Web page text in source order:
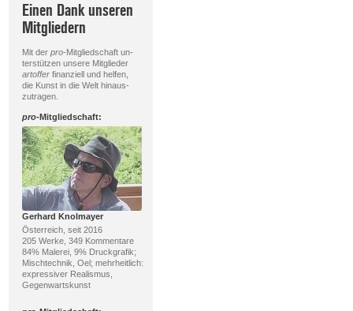
Einen Dank unseren
Mitgliedern
Mit der pro-Mitgliedschaft un-
terstützen unsere Mitglieder
artofferfinanziell und helfen,
die Kunst in die Welt hinaus-
zutragen.
pro-Mitgliedschaft:
Gerhard Knolmayer
Österreich, seit 2016
205 Werke, 349 Kommentare
84% Malerei, 9% Druckgrafik;
Mischtechnik, Oel; mehrheitlich:
expressiver Realismus,
Gegenwartskunst